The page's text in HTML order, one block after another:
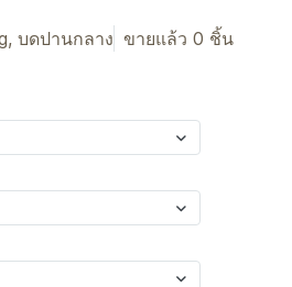
บดปานกลาง ขายแล้ว 0 ชิ้น